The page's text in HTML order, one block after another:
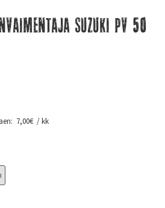
Suzuki PV 50
7,00€ / kk